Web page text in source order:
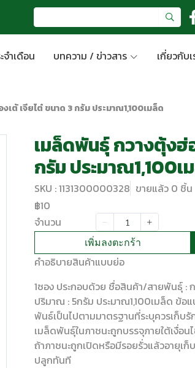
จำเดือน บทความ / ข่าวสาร เกี่ยวกับเ
เต้ เจียไต๋ ขนาด 3 กรัม ประมาณ1,100เมล็ด
เมล็ดพันธุ์ กวางตุ้งฮ่
กรัม ประมาณ1,100เ
SKU : 1131300000328 ขายแล้ว 0 ชิ้น
฿10
จำนวน
เพิ่มลงตะกร้า
คำอธิบายสินค้าแบบย่อ
1ซอง ประกอบด้วย ชื่อสินค้า/สายพันธุ์ :
ปริมาณ : 5กรัม ประมาณ1,100เมล็ด ข้อ
พันธ์เป็นไปตามมาตรฐานที่ระบุควรเก็บ
เมล็ดพันธุ์ในภาชนะถูกบรรจุภายใต้เงื่อ
ถ้าภาชนะถูกเปิดหรือมีรอยรั่วแล้วอายุเ
ปลูกทันที